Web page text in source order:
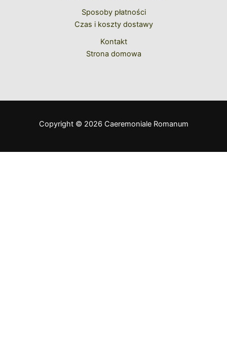
Sposoby płatności
Czas i koszty dostawy
Kontakt
Strona domowa
Copyright © 2026 Caeremoniale Romanum